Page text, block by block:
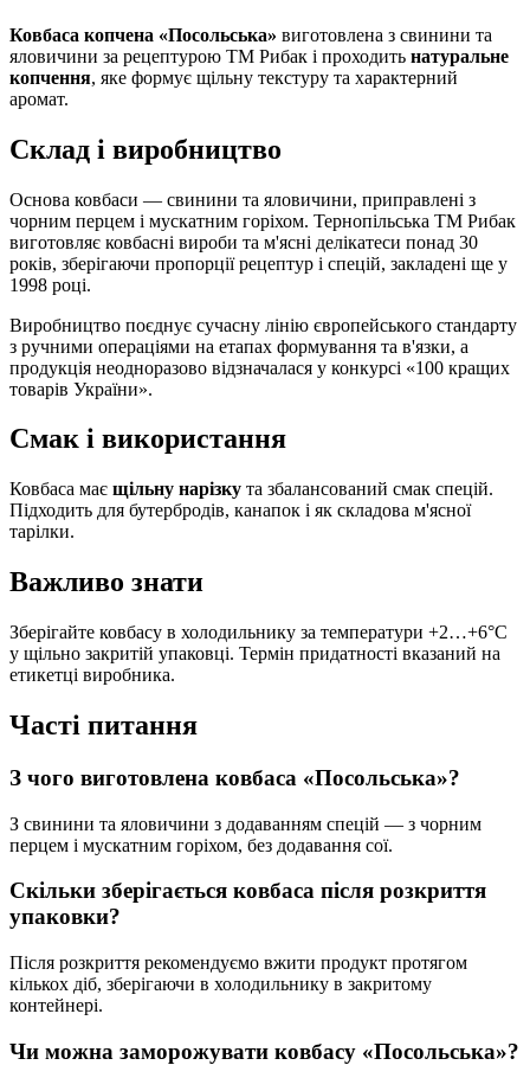
Ковбаса копчена «Посольська» виготовлена з свинини та
яловичини за рецептурою ТМ Рибак і проходить натуральне
копчення, яке формує щільну текстуру та характерний
аромат.
Склад і виробництво
Основа ковбаси — свинини та яловичини, приправлені з
чорним перцем і мускатним горіхом. Тернопільська ТМ Рибак
виготовляє ковбасні вироби та м'ясні делікатеси понад 30
років, зберігаючи пропорції рецептур і спецій, закладені ще у
1998 році.
Виробництво поєднує сучасну лінію європейського стандарту
з ручними операціями на етапах формування та в'язки, а
продукція неодноразово відзначалася у конкурсі «100 кращих
товарів України».
Смак і використання
Ковбаса має щільну нарізку та збалансований смак спецій.
Підходить для бутербродів, канапок і як складова м'ясної
тарілки.
Важливо знати
Зберігайте ковбасу в холодильнику за температури +2…+6°C
у щільно закритій упаковці. Термін придатності вказаний на
етикетці виробника.
Часті питання
З чого виготовлена ковбаса «Посольська»?
З свинини та яловичини з додаванням спецій — з чорним
перцем і мускатним горіхом, без додавання сої.
Скільки зберігається ковбаса після розкриття
упаковки?
Після розкриття рекомендуємо вжити продукт протягом
кількох діб, зберігаючи в холодильнику в закритому
контейнері.
Чи можна заморожувати ковбасу «Посольська»?